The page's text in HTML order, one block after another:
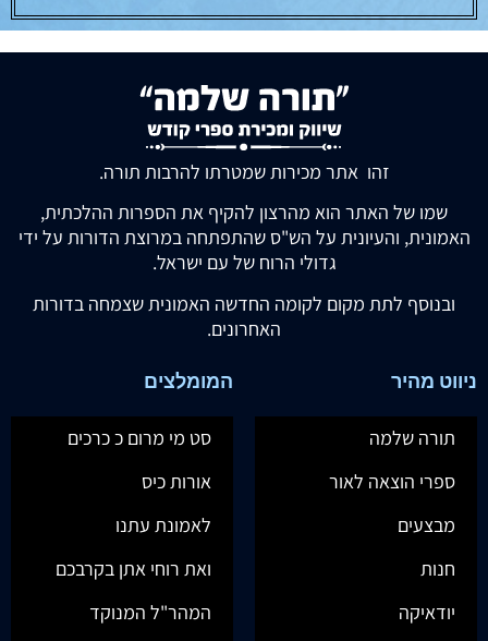
זהו אתר מכירות שמטרתו להרבות תורה.
שמו של האתר הוא מהרצון להקיף את הספרות ההלכתית,
האמונית, והעיונית על הש"ס שהתפתחה במרוצת הדורות על ידי
גדולי הרוח של עם ישראל.
ובנוסף לתת מקום לקומה החדשה האמונית שצמחה בדורות
האחרונים.
ניווט מהיר
תורה שלמה
ספרי הוצאה לאור
מבצעים
חנות
יודאיקה
המומלצים
סט מי מרום כ כרכים
אורות כיס
לאמונת עתנו
ואת רוחי אתן בקרבכם
המהר"ל המנוקד